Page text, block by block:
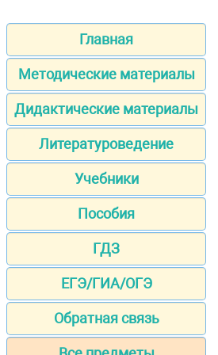
Главная
Методические материалы
Дидактические материалы
Литературоведение
Учебники
Пособия
ГДЗ
ЕГЭ/ГИА/ОГЭ
Обратная связь